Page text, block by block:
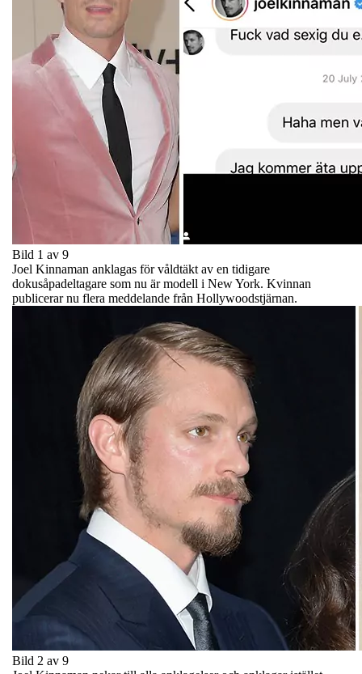
Bild 1 av 9
Joel Kinnaman anklagas för våldtäkt av en tidigare
dokusåpadeltagare som nu är modell i New York. Kvinnan
publicerar nu flera meddelande från Hollywoodstjärnan.
Bild 2 av 9